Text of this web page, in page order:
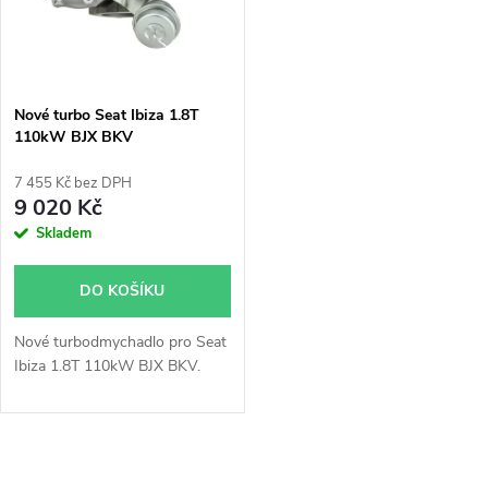
p
r
o
u
k
s
p
r
o
d
u
k
Nové turbo Seat Ibiza 1.8T
110kW BJX BKV
7 455 Kč bez DPH
9 020 Kč
Skladem
DO KOŠÍKU
Nové turbodmychadlo pro Seat
Ibiza 1.8T 110kW BJX BKV.